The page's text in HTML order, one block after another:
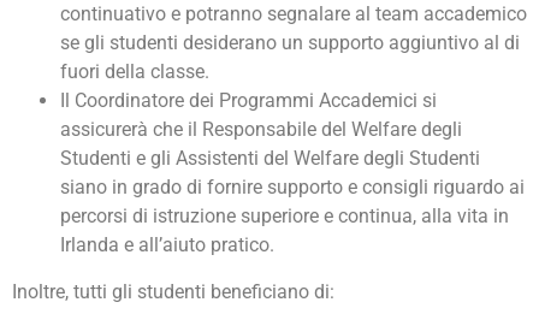
continuativo e potranno segnalare al team accademico
se gli studenti desiderano un supporto aggiuntivo al di
fuori della classe.
Il Coordinatore dei Programmi Accademici si
assicurerà che il Responsabile del Welfare degli
Studenti e gli Assistenti del Welfare degli Studenti
siano in grado di fornire supporto e consigli riguardo ai
percorsi di istruzione superiore e continua, alla vita in
Irlanda e all’aiuto pratico.
Inoltre, tutti gli studenti beneficiano di: